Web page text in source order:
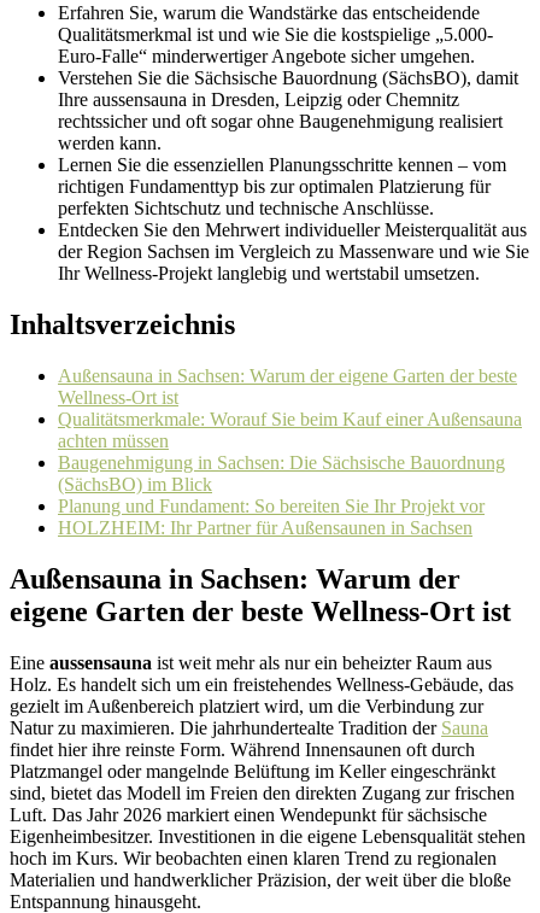
Erfahren Sie, warum die Wandstärke das entscheidende
Qualitätsmerkmal ist und wie Sie die kostspielige „5.000-
Euro-Falle“ minderwertiger Angebote sicher umgehen.
Verstehen Sie die Sächsische Bauordnung (SächsBO), damit
Ihre aussensauna in Dresden, Leipzig oder Chemnitz
rechtssicher und oft sogar ohne Baugenehmigung realisiert
werden kann.
Lernen Sie die essenziellen Planungsschritte kennen – vom
richtigen Fundamenttyp bis zur optimalen Platzierung für
perfekten Sichtschutz und technische Anschlüsse.
Entdecken Sie den Mehrwert individueller Meisterqualität aus
der Region Sachsen im Vergleich zu Massenware und wie Sie
Ihr Wellness-Projekt langlebig und wertstabil umsetzen.
Inhaltsverzeichnis
Außensauna in Sachsen: Warum der eigene Garten der beste
Wellness-Ort ist
Qualitätsmerkmale: Worauf Sie beim Kauf einer Außensauna
achten müssen
Baugenehmigung in Sachsen: Die Sächsische Bauordnung
(SächsBO) im Blick
Planung und Fundament: So bereiten Sie Ihr Projekt vor
HOLZHEIM: Ihr Partner für Außensaunen in Sachsen
Außensauna in Sachsen: Warum der
eigene Garten der beste Wellness-Ort ist
Eine aussensauna ist weit mehr als nur ein beheizter Raum aus
Holz. Es handelt sich um ein freistehendes Wellness-Gebäude, das
gezielt im Außenbereich platziert wird, um die Verbindung zur
Natur zu maximieren. Die jahrhundertealte Tradition der Sauna
findet hier ihre reinste Form. Während Innensaunen oft durch
Platzmangel oder mangelnde Belüftung im Keller eingeschränkt
sind, bietet das Modell im Freien den direkten Zugang zur frischen
Luft. Das Jahr 2026 markiert einen Wendepunkt für sächsische
Eigenheimbesitzer. Investitionen in die eigene Lebensqualität stehen
hoch im Kurs. Wir beobachten einen klaren Trend zu regionalen
Materialien und handwerklicher Präzision, der weit über die bloße
Entspannung hinausgeht.